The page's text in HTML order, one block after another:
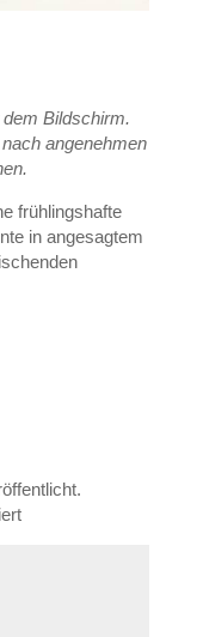
Bildschirm.
angenehmen
frühlingshafte
in angesagtem